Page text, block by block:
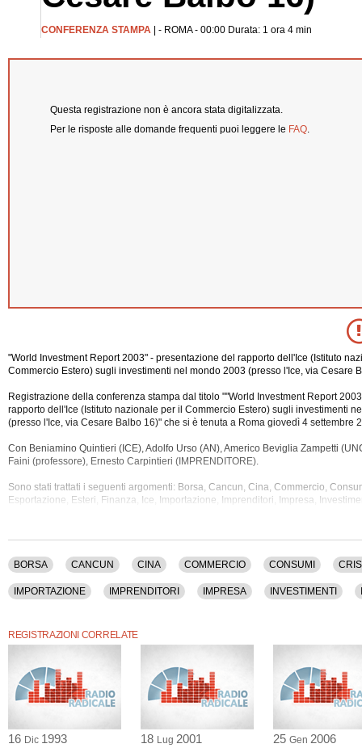
CONFERENZA STAMPA | - ROMA - 00:00 Durata: 1 ora 4 min
Questa registrazione non è ancora stata digitalizzata.
Per le risposte alle domande frequenti puoi leggere le FAQ.
"World Investment Report 2003" - presentazione del rapporto dell'Ice (Istituto
Commercio Estero) sugli investimenti nel mondo 2003 (presso l'Ice, via Cesare
Registrazione della conferenza stampa dal titolo ""World Investment Report
rapporto dell'Ice (Istituto nazionale per il Commercio Estero) sugli investimenti
(presso l'Ice, via Cesare Balbo 16)" che si è tenuta a Roma giovedì 4 settembre
Con Beniamino Quintieri (ICE), Adolfo Urso (AN), Americo Beviglia Zampetti
Faini (professore), Ernesto Carpintieri (IMPRENDITORE).
Sono stati trattati i seguenti argomenti: Borsa, Cancun, Cina, Commercio,
Esportazione, Esteri, Finanza, Ice, Importazione, Imprenditori, Impresa,
BORSA
CANCUN CINA COMMERCIO CONSUMI
IMPORTAZIONE IMPRENDITORI IMPRESA INVESTIMENTI
REGISTRAZIONI CORRELATE
16 Dic 1993 18 Lug 2001 25 Gen 2006